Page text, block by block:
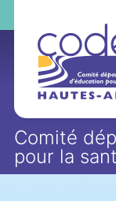
Comité
pour la